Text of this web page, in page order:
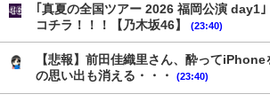
｢真夏の全国ツアー 2026 福岡公演 day1
コチラ！！！【乃木坂46】
(23:40)
【悲報】前田佳織里さん、酔って
の思い出も消える・・・
(23:40)